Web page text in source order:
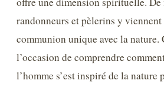
randonneurs et pèlerins y
communion unique avec la nature.
l’occasion de comprendre
l’homme s’est inspiré de la nature